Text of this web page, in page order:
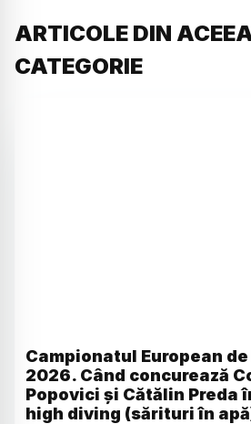
ARTICOLE DIN
CATEGORIE
Campionatul European
2026. Când concurează
Popovici și Cătălin Preda
high diving (sărituri în